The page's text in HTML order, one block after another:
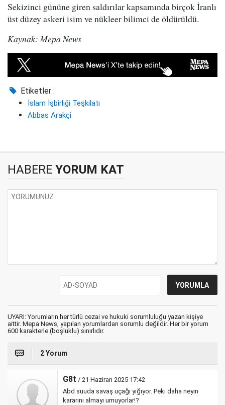
Sekizinci gününe giren saldırılar kapsamında birçok İranlı
üst düzey askeri isim ve nükleer bilimci de öldürüldü.
Kaynak: Mepa News
Etiketler :
İslam İşbirliği Teşkilatı
Abbas Arakçi
HABERE YORUM KAT
UYARI: Yorumların her türlü cezai ve hukuki sorumluluğu yazan kişiye
aittir. Mepa News, yapılan yorumlardan sorumlu değildir. Her bir yorum
600 karakterle (boşluklu) sınırlıdır.
2 Yorum
G8t / 21 Haziran 2025 17:42
Abd suuda savaş uçağı yığıyor. Peki daha neyin
kararını almayı umuyorlar!?